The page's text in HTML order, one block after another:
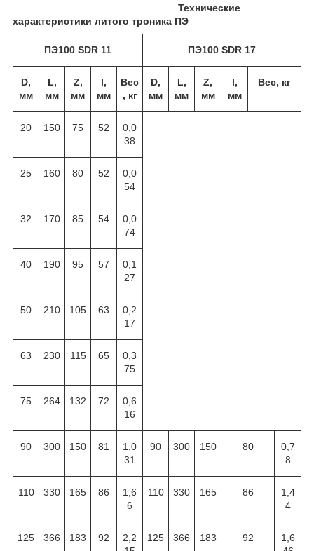
Технические
характеристики литого троника ПЭ
ПЭ100 SDR 11 ПЭ100 SDR 17
D,
мм
L,
мм
Z,
мм
l,
мм
Вес
, кг
D,
мм
L,
мм
Z,
мм
l,
мм
Вес, кг
20 150 75 52
0,0
38
25 160 80 52
0,0
54
32 170 85 54
0,0
74
40 190 95 57
0,1
27
50 210 105 63
0,2
17
63 230 115 65
0,3
75
75 264 132 72
0,6
16
90 300 150 81
1,0
31
90 300 150 80
0,7
8
110 330 165 86
1,6
6
110 330 165 86
1,4
4
125 366 183 92
2,2
125 366 183 92
1,6